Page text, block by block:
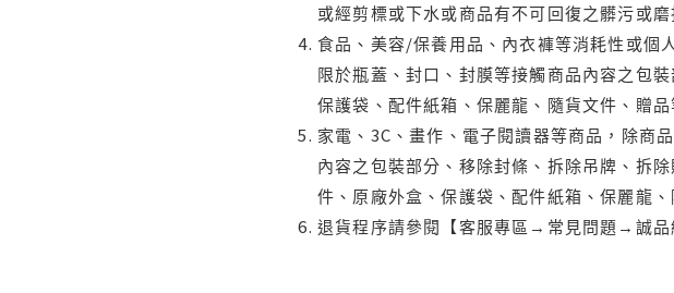
或經剪標或下水或商品有不可回復之髒污或磨
食品、美容/保養用品、內衣褲等消耗性或個
限於瓶蓋、封口、封膜等接觸商品內容之包
保護袋、配件紙箱、保麗龍、隨貨文件、贈品
家電、3C、畫作、電子閱讀器等商品，除商
內容之包裝部分、移除封條、拆除吊牌、拆
件、原廠外盒、保護袋、配件紙箱、保麗龍
退貨程序請參閱【客服專區→常見問題→誠品